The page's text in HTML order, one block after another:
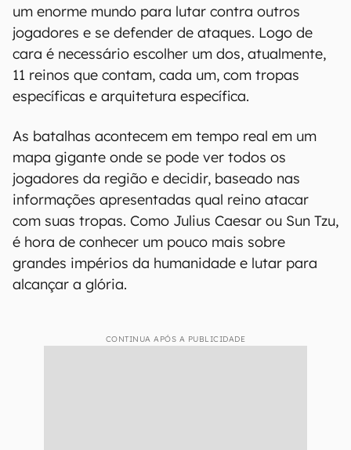
um enorme mundo para lutar contra outros
jogadores e se defender de ataques. Logo de
cara é necessário escolher um dos, atualmente,
11 reinos que contam, cada um, com tropas
específicas e arquitetura específica.
As batalhas acontecem em tempo real em um
mapa gigante onde se pode ver todos os
jogadores da região e decidir, baseado nas
informações apresentadas qual reino atacar
com suas tropas. Como Julius Caesar ou Sun Tzu,
é hora de conhecer um pouco mais sobre
grandes impérios da humanidade e lutar para
alcançar a glória.
CONTINUA APÓS A PUBLICIDADE